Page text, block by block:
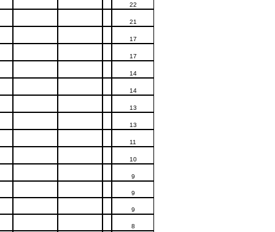
22
21
17
17
14
14
13
13
11
10
9
9
9
8